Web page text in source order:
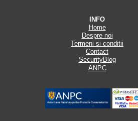
INFO
Home
Despre noi
Termeni si conditii
Contact
SecurityBlog
ANPC